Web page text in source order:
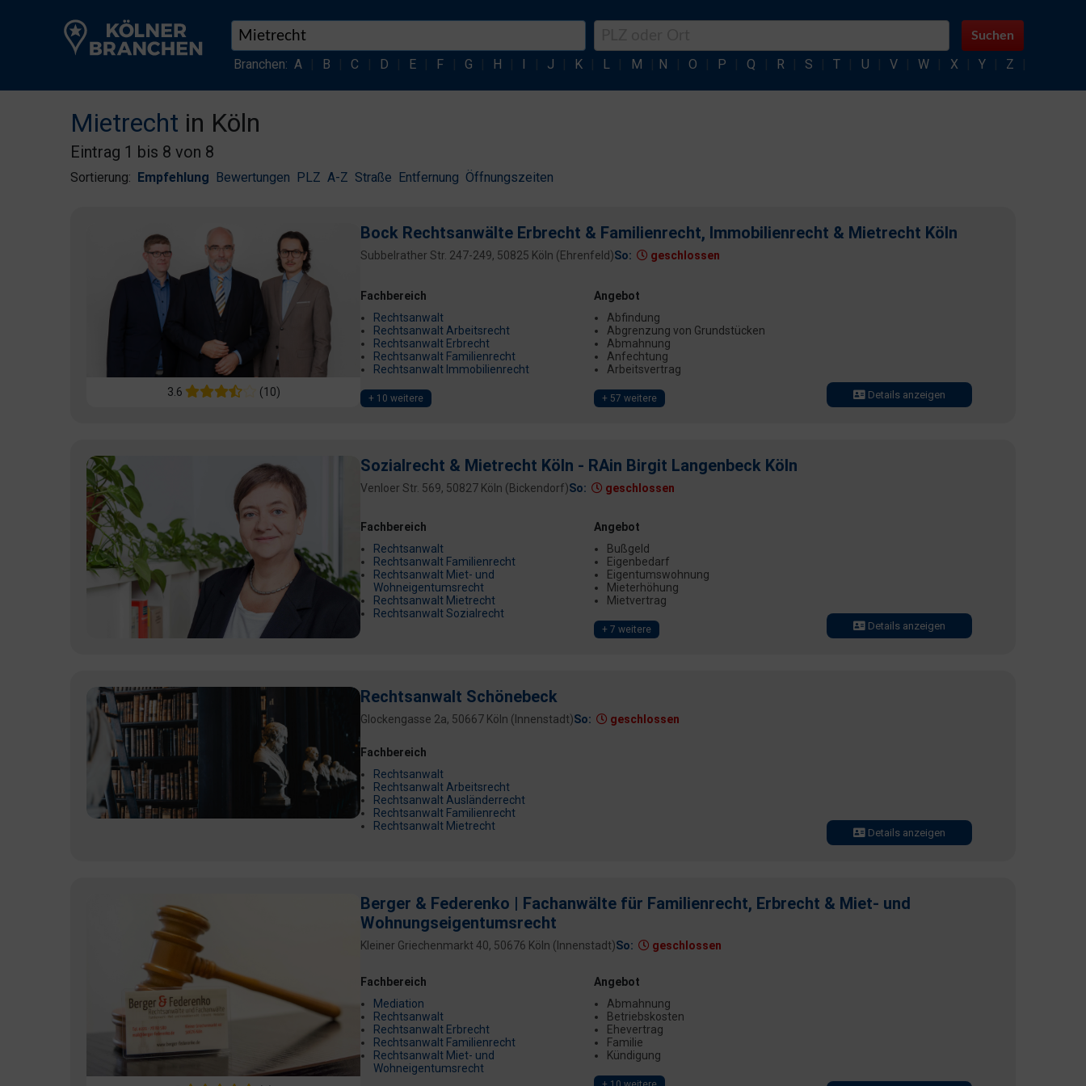
Suchen
Branchen: A B C D E F G H I J K L M N O P Q R S T U V W X Y Z
Mietrecht in Köln
Eintrag 1 bis 8 von 8
Sortierung: Empfehlung Bewertungen PLZ A-Z Straße Entfernung Öffnungszeiten
3.6 (10)
Bock Rechtsanwälte Erbrecht & Familienrecht, Immobilienrecht & Mietrecht Köln
Subbelrather Str. 247-249, 50825 Köln (Ehrenfeld)So: geschlossen
Fachbereich
Rechtsanwalt
Rechtsanwalt Arbeitsrecht
Rechtsanwalt Erbrecht
Rechtsanwalt Familienrecht
Rechtsanwalt Immobilienrecht
+ 10 weitere
Angebot
Abfindung
Abgrenzung von Grundstücken
Abmahnung
Anfechtung
Arbeitsvertrag
+ 57 weitere Details anzeigen
Sozialrecht & Mietrecht Köln - RAin Birgit Langenbeck Köln
Venloer Str. 569, 50827 Köln (Bickendorf)So: geschlossen
Fachbereich
Rechtsanwalt
Rechtsanwalt Familienrecht
Rechtsanwalt Miet- und
Wohneigentumsrecht
Rechtsanwalt Mietrecht
Rechtsanwalt Sozialrecht
Angebot
Bußgeld
Eigenbedarf
Eigentumswohnung
Mieterhöhung
Mietvertrag
+ 7 weitere Details anzeigen
Rechtsanwalt Schönebeck
Glockengasse 2a, 50667 Köln (Innenstadt)So: geschlossen
Fachbereich
Rechtsanwalt
Rechtsanwalt Arbeitsrecht
Rechtsanwalt Ausländerrecht
Rechtsanwalt Familienrecht
Rechtsanwalt Mietrecht
Details anzeigen
Berger & Federenko | Fachanwälte für Familienrecht, Erbrecht & Miet- und
Wohnungseigentumsrecht
Kleiner Griechenmarkt 40, 50676 Köln (Innenstadt)So: geschlossen
Fachbereich
Mediation
Rechtsanwalt
Rechtsanwalt Erbrecht
Rechtsanwalt Familienrecht
Rechtsanwalt Miet- und
Wohneigentumsrecht
Angebot
Abmahnung
Betriebskosten
Ehevertrag
Familie
Kündigung